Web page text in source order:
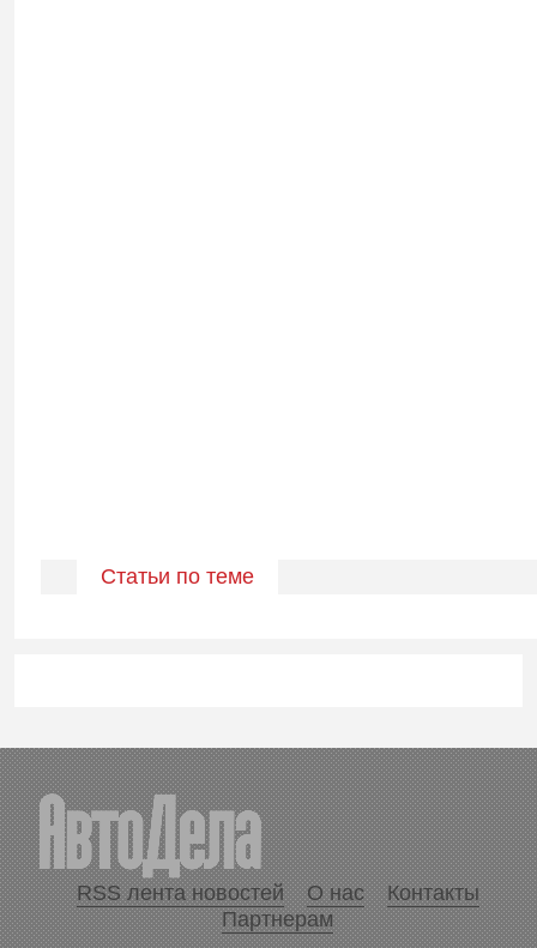
Статьи по теме
RSS лента новостей О нас
Контакты
Партнерам